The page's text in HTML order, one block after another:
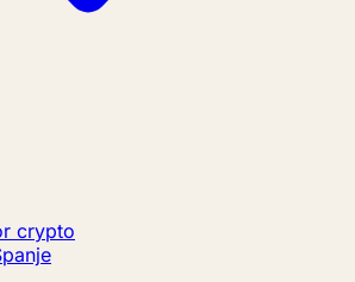
crypto